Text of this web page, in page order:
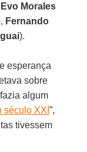
Evo Morales
Fernando
).
esperança
sobre
algum
século XXI”,
tivessem